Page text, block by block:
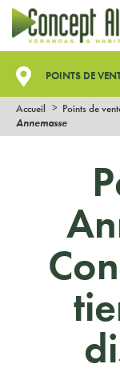
POINTS DE
Accueil Points de
Annemasse